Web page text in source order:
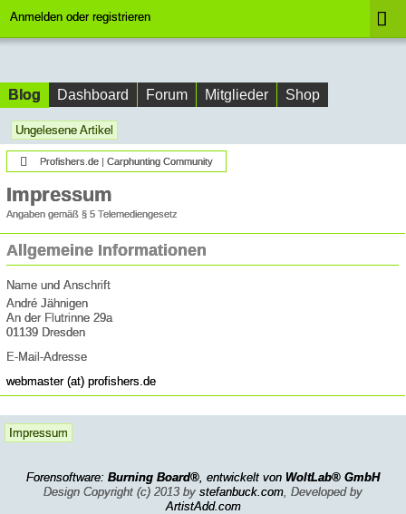
Anmelden oder registrieren
Blog Dashboard Forum Mitglieder Shop
Ungelesene Artikel
Profishers.de | Carphunting Community
Impressum
Angaben gemäß § 5 Telemediengesetz
Allgemeine Informationen
Name und Anschrift
André Jähnigen
An der Flutrinne 29a
01139 Dresden
E-Mail-Adresse
webmaster (at) profishers.de
Impressum
Forensoftware: Burning Board®, entwickelt von WoltLab® GmbH
Design Copyright (c) 2013 by stefanbuck.com, Developed by
ArtistAdd.com